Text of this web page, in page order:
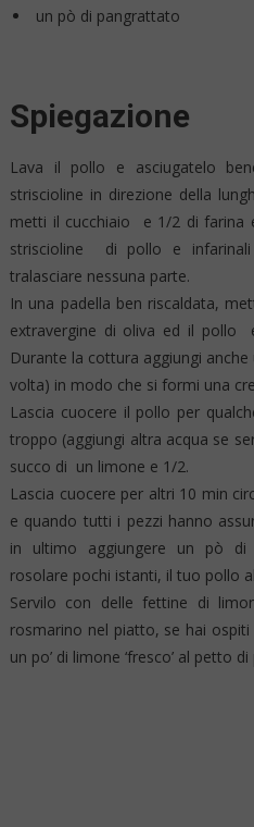
un pò di pangrattato
Spiegazione
Lava il pollo e asciugatelo
striscioline in direzione della
metti il cucchiaio e 1/2 di farina
striscioline di pollo e
tralasciare nessuna parte.
In una padella ben riscaldata,
extravergine di oliva ed il pollo
Durante la cottura aggiungi anche
volta) in modo che si formi una
Lascia cuocere il pollo per
troppo (aggiungi altra acqua se
succo di un limone e 1/2.
Lascia cuocere per altri 10 min
e quando tutti i pezzi hanno
in ultimo aggiungere un pò di
rosolare pochi istanti, il tuo pollo
Servilo con delle fettine di
rosmarino nel piatto, se hai
un po’ di limone ‘fresco’ al petto